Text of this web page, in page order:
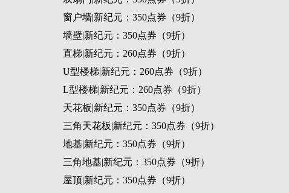
窗户墙|新纪元：350点券（9折）
墙壁|新纪元：350点券（9折）
直梯|新纪元：260点券（9折）
U型楼梯|新纪元：260点券（9折）
L型楼梯|新纪元：260点券（9折）
天花板|新纪元：350点券（9折）
三角天花板|新纪元：350点券（9折）
地基|新纪元：350点券（9折）
三角地基|新纪元：350点券（9折）
屋顶|新纪元：350点券（9折）